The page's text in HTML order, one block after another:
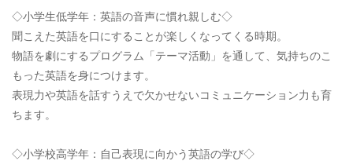
◇小学生低学年：英語の音声に慣れ親しむ◇
聞こえた英語を口にすることが楽しくなってくる時期。
物語を劇にするプログラム「テーマ活動」を通して、気持ちのこ
もった英語を身につけます。
表現力や英語を話すうえで欠かせないコミュニケーション力も育
ちます。
◇小学校高学年：自己表現に向かう英語の学び◇